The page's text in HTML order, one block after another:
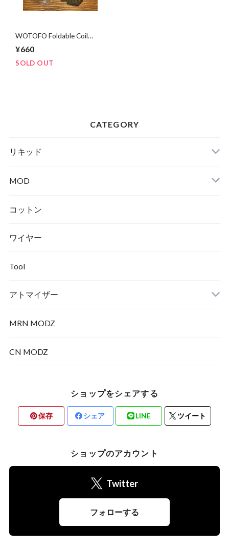
WOTOFO Foldable Coil
¥660
SOLD OUT
CATEGORY
リキッド
MOD
テクニカル
メカニカル
コットン
ワイヤー
Tool
アトマイザー
RDA
MRN MODZ
CN MODZ
ショップをシェアする
保存 シェア LINE ツイート
ショップのアカウント
Twitter
フォローする